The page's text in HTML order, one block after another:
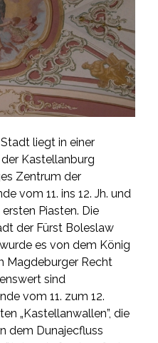
liegt in einer
Kastellanburg
Zentrum der
vom 11. ins 12. Jh. und
Piasten. Die
der Fürst Boleslaw
es von dem König
Magdeburger Recht
sind
vom 11. zum 12.
„Kastellanwallen”, die
dem Dunajecfluss